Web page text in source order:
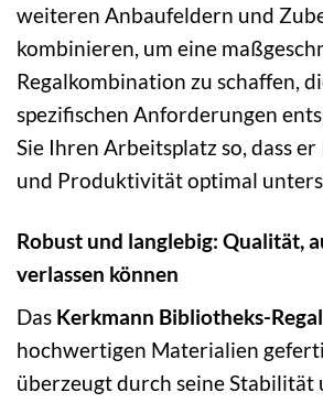
weiteren Anbaufeldern und
kombinieren, um eine
Regalkombination zu schaffen,
spezifischen Anforderungen
Sie Ihren Arbeitsplatz so, dass
und Produktivität optimal
Robust und langlebig: Qualität,
verlassen können
Das Kerkmann Bibliotheks-
hochwertigen Materialien
überzeugt durch seine Stabilität